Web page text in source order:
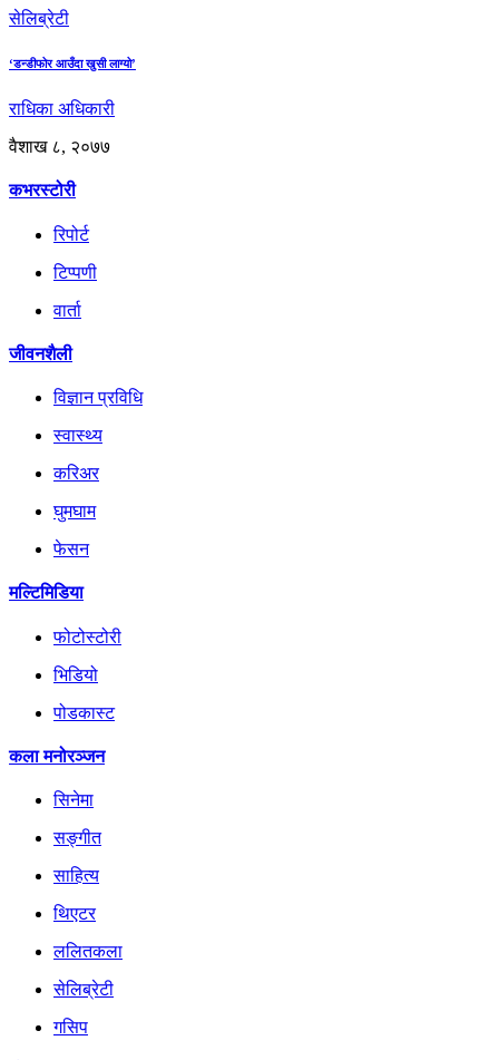
सेलिब्रेटी
‘डन्डीफोर आउँदा खुसी लाग्यो’
राधिका अधिकारी
वैशाख ८, २०७७
कभरस्टोरी
रिपोर्ट
टिप्पणी
वार्ता
जीवनशैली
विज्ञान प्रविधि
स्वास्थ्य
करिअर
घुमघाम
फेसन
मल्टिमिडिया
फोटोस्टोरी
भिडियो
पोडकास्ट
कला मनोरञ्जन
सिनेमा
सङ्गीत
साहित्य
थिएटर
ललितकला
सेलिब्रेटी
गसिप